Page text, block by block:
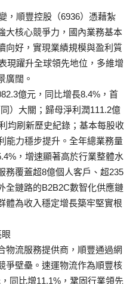
，順豐控股（6936） 憑藉紮
大核心競爭力， 國內業務基本
向好， 實現業績規模與盈利質
現躍升全球領先地位，多維增
廣闊。
億元，同比增長8.4%，首
）大關； 歸母淨利潤111.2億
均刷新歷史紀錄；基本每股收
能力穩步提升。全年總業務量
，增速顯著高於行業整體水
務覆蓋超8億個人客戶、 超235
全鏈路的B2B2C數智化供應鏈
體為收入穩定增長築牢堅實根
物流服務提供商， 順豐通過網
爭壁壘。 速運物流作為順豐核
同比增11.1%，鞏固行業領先